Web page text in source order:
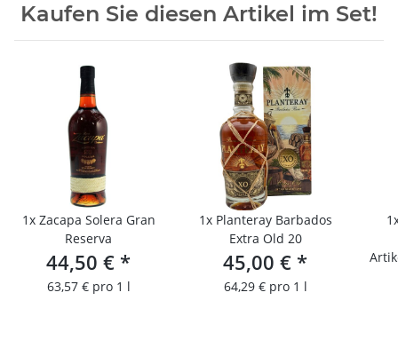
Kaufen Sie diesen Artikel im Set!
1x Zacapa Solera Gran
Reserva
44,50 € *
63,57 € pro 1 l
1x Planteray Barbados
Extra Old 20
45,00 € *
64,29 € pro 1 l